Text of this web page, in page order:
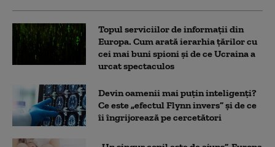
Topul serviciilor de informații din
Europa. Cum arată ierarhia țărilor cu
cei mai buni spioni și de ce Ucraina a
urcat spectaculos
Devin oamenii mai puțin inteligenți?
Ce este „efectul Flynn invers” și de ce
îi îngrijorează pe cercetători